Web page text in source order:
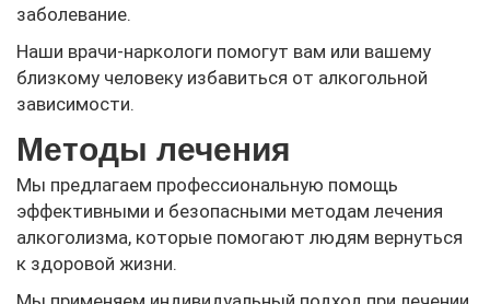
заболевание.
Наши врачи-наркологи помогут вам или вашему
близкому человеку избавиться от алкогольной
зависимости.
Методы лечения
Мы предлагаем профессиональную помощь
эффективными и безопасными методам лечения
алкоголизма, которые помогают людям вернуться
к здоровой жизни.